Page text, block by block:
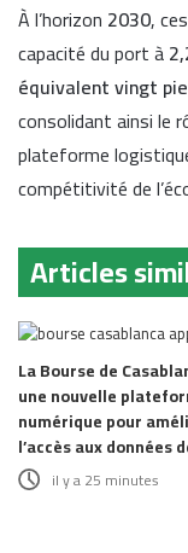
À l’horizon 2030,
capacité du port à
équivalent vingt
consolidant ainsi le
plateforme
compétitivité de
Articles
La Bourse de
une nouvelle
numérique pour
l’accès aux données
il y a 25 minutes